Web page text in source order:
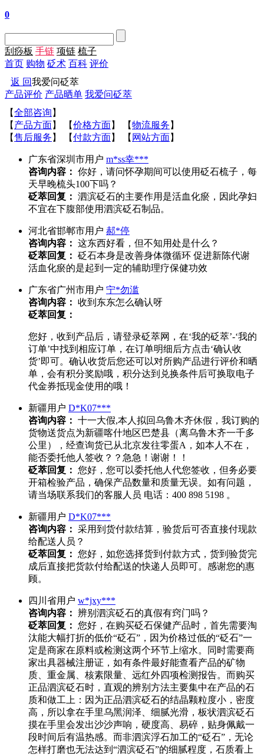
0
刮痧板 手链 项链 梳子
首页 购物 砭术 百科 评价
返 回我爱问砭萃
产品评价 产品晒单 我爱问砭萃
【全部咨询 】
【 产品方面】 【价格方面】 【物流服务 】
【售后服务 】 【付款方面】 【 网站方面】
广东省深圳市用户 m*ss幸***
咨询内容： 你好，请问怀孕期间可以使用砭石梳子，每
天早晚梳头100下吗？
砭萃回复： 泗滨砭石的主要作用是活血化瘀，因此孕妇
不宜在下腹部使用泗滨砭石制品。
河北省邯郸市用户 郝*停
咨询内容： 这东西好看，但不知用处是什么？
砭萃回复： 砭石本身是改善身体微循环 促进新陈代谢
活血化瘀的是起到一定的辅助理疗保健功效
广东省广州市用户 宁*勿滥
咨询内容： 收到东东怎么确认呀
砭萃回复：
您好，收到产品后，请登录砭萃网，在‘我的砭萃’-‘我的
订单’中找到相应订单，在订单明细后方点击‘确认收
货’即可。确认收货后您还可以对所购产品进行评价和晒
单，会有积分奖励哦，积分达到兑换条件后可换取电子
代金券抵现金使用的哦！
新疆用户 D*K07***
咨询内容： 十一大假,本人拟回乌鲁木齐休假，我订购的
货物送货点为新疆喀什地区巴楚县（离乌鲁木齐一千多
公里），经查询货已从北京发往零蛋A，如本人不在，
能否委托他人签收？？急急！谢谢！！
砭萃回复： 您好，您可以委托他人代您签收，但务必要
开箱检验产品，确保产品数量和质量无误。如有问题，
请当场联系我们的客服人员 电话：400 898 5198 。
新疆用户 D*K07***
咨询内容： 采用到货付款结算，验货后可否直接付现款
给配送人员？
砭萃回复： 您好，如您选择货到付款方式，货到验货完
成后直接把货款付给配送的快递人员即可。感谢您的惠
顾。
四川省用户 w*jxy***
咨询内容： 辨别泗滨砭石的真假有窍门吗？
砭萃回复： 您好，在购买砭石保健产品时，首先需要淘
汰能大幅打折的低价“砭石”，因为价格过低的“砭石”一
定是商家在原料或检测这两个环节上缩水。同时需要商
家出具器械注册证，如有条件最好能查看产品的矿物
质、重金属、核素限量、远红外四项检测报告。而购买
正品泗滨砭石时，直观的辨别方法主要集中在产品的石
质和做工上：因为正品泗滨砭石的结晶颗粒度小，密度
高，所以拿在手里乌黑润泽、细腻光滑，板状泗滨砭石
摸在手里会发出沙沙声响，硬度高、易碎，贴身佩戴一
段时间后有温热感。而非泗滨浮石加工的“砭石”，无论
怎样打磨也无法达到“泗滨砭石”的细腻程度，石质看上